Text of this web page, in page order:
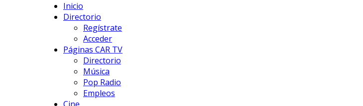
Inicio
Directorio
Regístrate
Acceder
Páginas CAR TV
Directorio
Música
Pop Radio
Empleos